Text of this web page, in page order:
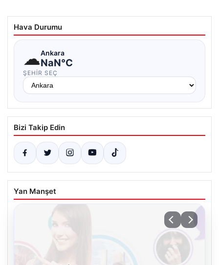
Hava Durumu
☁Ankara
NaN°C
ŞEHIR SEÇ
Bizi Takip Edin
Yan Manşet